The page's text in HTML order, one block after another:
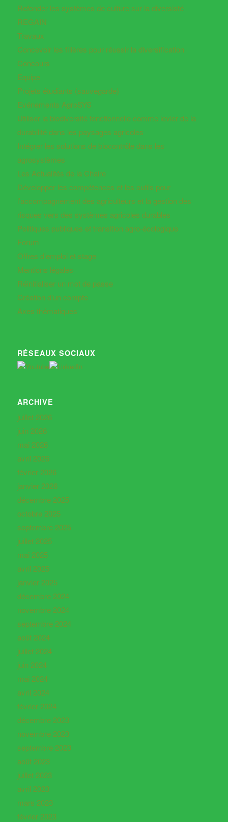
Refonder les systèmes de culture sur la diversisté
REGAIN
Travaux
Concevoir les filières pour réussir la diversification
Concours
Equipe
Projets étudiants (sauvegarde)
Evénements AgroSYS
Utiliser la biodiversité fonctionnelle comme levier de la
durabilité dans les paysages agricoles
Intégrer les solutions de biocontrôle dans les
agrosystèmes
Les Actualités de la Chaire
Développer les compétences et les outils pour
l’accompagnement des agriculteurs et la gestion des
risques vers des systèmes agricoles durables
Politiques publiques et transition agro-écologique
Forum
Offres d’emploi et stage
Mentions légales
Réinitialiser un mot de passe
Création d’un compte
Axes thématiques
RÉSEAUX SOCIAUX
ARCHIVE
juillet 2026
juin 2026
mai 2026
avril 2026
février 2026
janvier 2026
décembre 2025
octobre 2025
septembre 2025
juillet 2025
mai 2025
avril 2025
janvier 2025
décembre 2024
novembre 2024
septembre 2024
août 2024
juillet 2024
juin 2024
mai 2024
avril 2024
février 2024
décembre 2023
novembre 2023
septembre 2023
août 2023
juillet 2023
avril 2023
mars 2023
février 2023